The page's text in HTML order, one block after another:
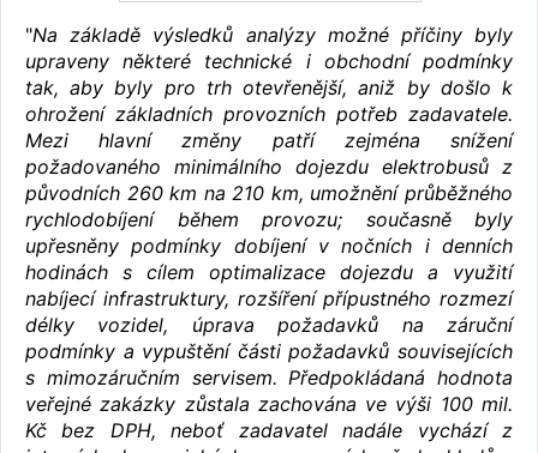
"Na základě výsledků analýzy možné příčiny byly
upraveny některé technické i obchodní podmínky
tak, aby byly pro trh otevřenější, aniž by došlo k
ohrožení základních provozních potřeb zadavatele.
Mezi hlavní změny patří zejména snížení
požadovaného minimálního dojezdu elektrobusů z
původních 260 km na 210 km, umožnění průběžného
rychlodobíjení během provozu; současně byly
upřesněny podmínky dobíjení v nočních i denních
hodinách s cílem optimalizace dojezdu a využití
nabíjecí infrastruktury, rozšíření přípustného rozmezí
délky vozidel, úprava požadavků na záruční
podmínky a vypuštění části požadavků souvisejících
s mimozáručním servisem. Předpokládaná hodnota
veřejné zakázky zůstala zachována ve výši 100 mil.
Kč bez DPH, neboť zadavatel nadále vychází z